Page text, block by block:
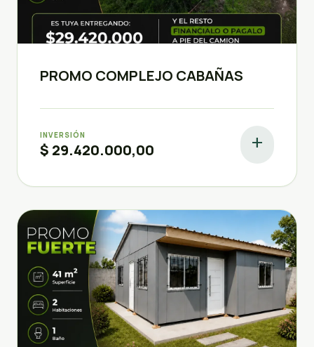
PROMO COMPLEJO CABAÑAS
INVERSIÓN
$ 29.420.000,00 add